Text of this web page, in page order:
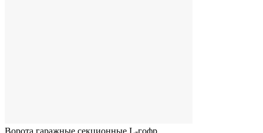
Ворота гаражные секционные L-гофр